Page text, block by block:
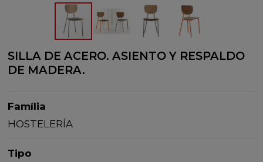
SILLA DE ACERO. ASIENTO Y RESPALDO
DE MADERA.
Família
HOSTELERÍA
Tipo